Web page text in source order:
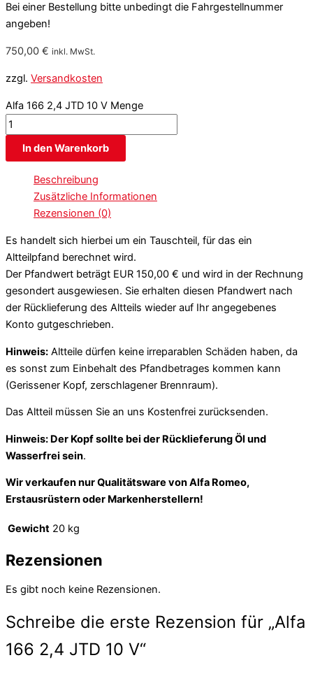
Bei einer Bestellung bitte unbedingt die Fahrgestellnummer
angeben!
750,00 € inkl. MwSt.
zzgl. Versandkosten
Alfa 166 2,4 JTD 10 V Menge
In den Warenkorb
Beschreibung
Zusätzliche Informationen
Rezensionen (0)
Es handelt sich hierbei um ein Tauschteil, für das ein
Altteilpfand berechnet wird.
Der Pfandwert beträgt EUR 150,00 € und wird in der Rechnung
gesondert ausgewiesen. Sie erhalten diesen Pfandwert nach
der Rücklieferung des Altteils wieder auf Ihr angegebenes
Konto gutgeschrieben.
Hinweis: Altteile dürfen keine irreparablen Schäden haben, da
es sonst zum Einbehalt des Pfandbetrages kommen kann
(Gerissener Kopf, zerschlagener Brennraum).
Das Altteil müssen Sie an uns Kostenfrei zurücksenden.
Hinweis: Der Kopf sollte bei der Rücklieferung Öl und
Wasserfrei sein.
Wir verkaufen nur Qualitätsware von Alfa Romeo,
Erstausrüstern oder Markenherstellern!
Gewicht 20 kg
Rezensionen
Es gibt noch keine Rezensionen.
Schreibe die erste Rezension für „Alfa
166 2,4 JTD 10 V“